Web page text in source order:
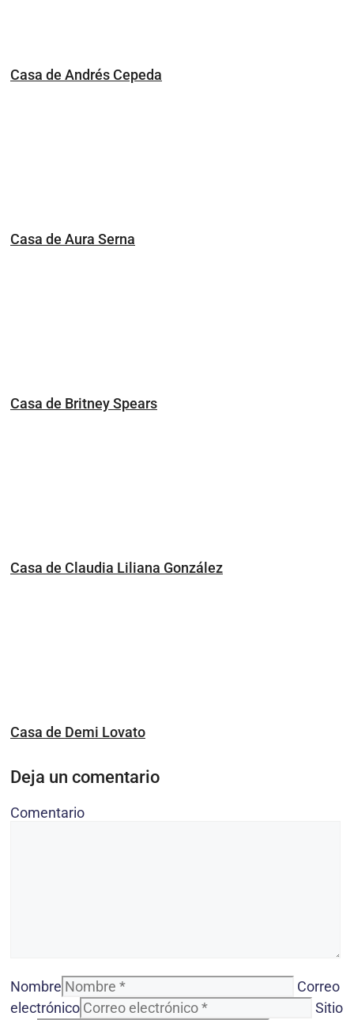
Casa de Andrés Cepeda
Casa de Aura Serna
Casa de Britney Spears
Casa de Claudia Liliana González
Casa de Demi Lovato
Deja un comentario
Comentario
Nombre
Correo
electrónico
Sitio